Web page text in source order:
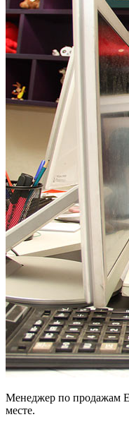
Менеджер по продажам
месте.